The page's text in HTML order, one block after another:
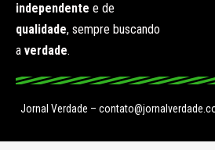
independente e de
qualidade, sempre buscando
a verdade.
Jornal Verdade –